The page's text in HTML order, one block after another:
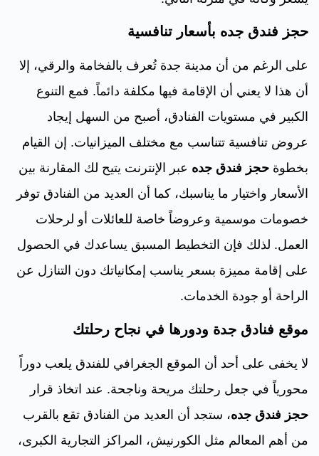
حجز فندق جده بأسعار تنافسية
على الرغم من أن مدينة جدة تُعرف بالفخامة والرقي، إلا
أن هذا لا يعني أن الإقامة فيها مكلفة دائماً. فمع التنوع
الكبير في مستويات الفنادق، أصبح من السهل إيجاد
عروض تنافسية تتناسب مع مختلف الميزانيات. إن القيام
بخطوة حجز فندق جده عبر الإنترنت يتيح لك المقارنة بين
الأسعار واختيار ما يناسبك، كما أن العديد من الفنادق توفر
خصومات موسمية وعروضاً خاصة للعائلات أو لرحلات
العمل. لذلك فإن التخطيط المسبق يساعدك في الحصول
على إقامة مميزة بسعر يناسب إمكانياتك دون التنازل عن
الراحة أو جودة الخدمات.
موقع فنادق جدة ودورها في نجاح رحلتك
لا يخفى على أحد أن الموقع الجغرافي للفندق يلعب دوراً
محورياً في جعل رحلتك مريحة وناجحة. عند اتخاذ قرار
حجز فندق جده، ستجد أن العديد من الفنادق تقع بالقرب
من أهم المعالم مثل الكورنيش، المراكز التجارية الكبرى،